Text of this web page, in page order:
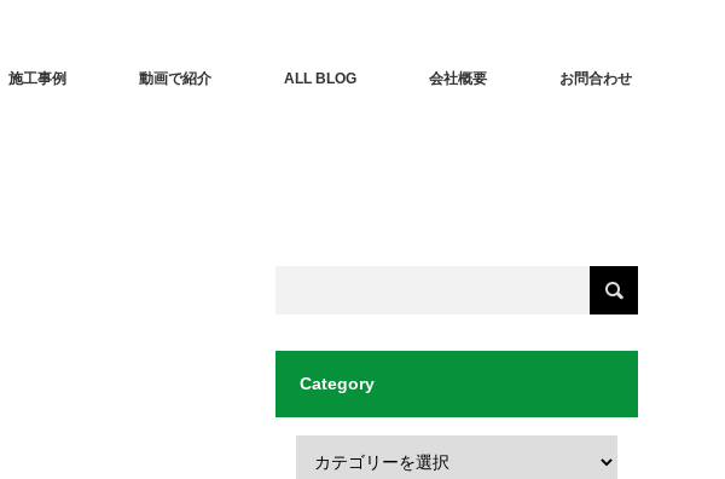
施工事例 動画で紹介 ALL BLOG 会社概要 お問合わせ
Category